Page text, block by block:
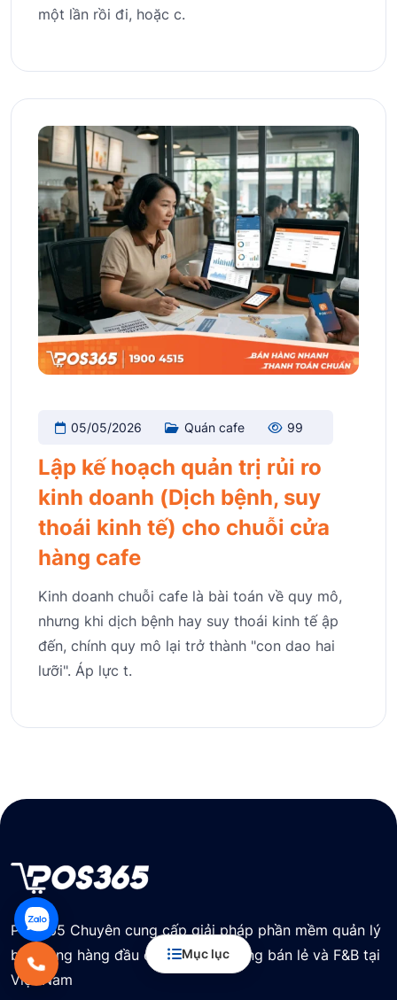
Mục lục
một lần rồi đi, hoặc c.
05/05/2026 Quán cafe 99
Lập kế hoạch quản trị rủi ro
kinh doanh (Dịch bệnh, suy
thoái kinh tế) cho chuỗi cửa
hàng cafe
Kinh doanh chuỗi cafe là bài toán về quy mô,
nhưng khi dịch bệnh hay suy thoái kinh tế ập
đến, chính quy mô lại trở thành "con dao hai
lưỡi". Áp lực t.
POS365 Chuyên cung cấp giải pháp phần mềm quản lý
bán hàng hàng đầu cho các cửa hàng bán lẻ và F&B tại
Việt Nam